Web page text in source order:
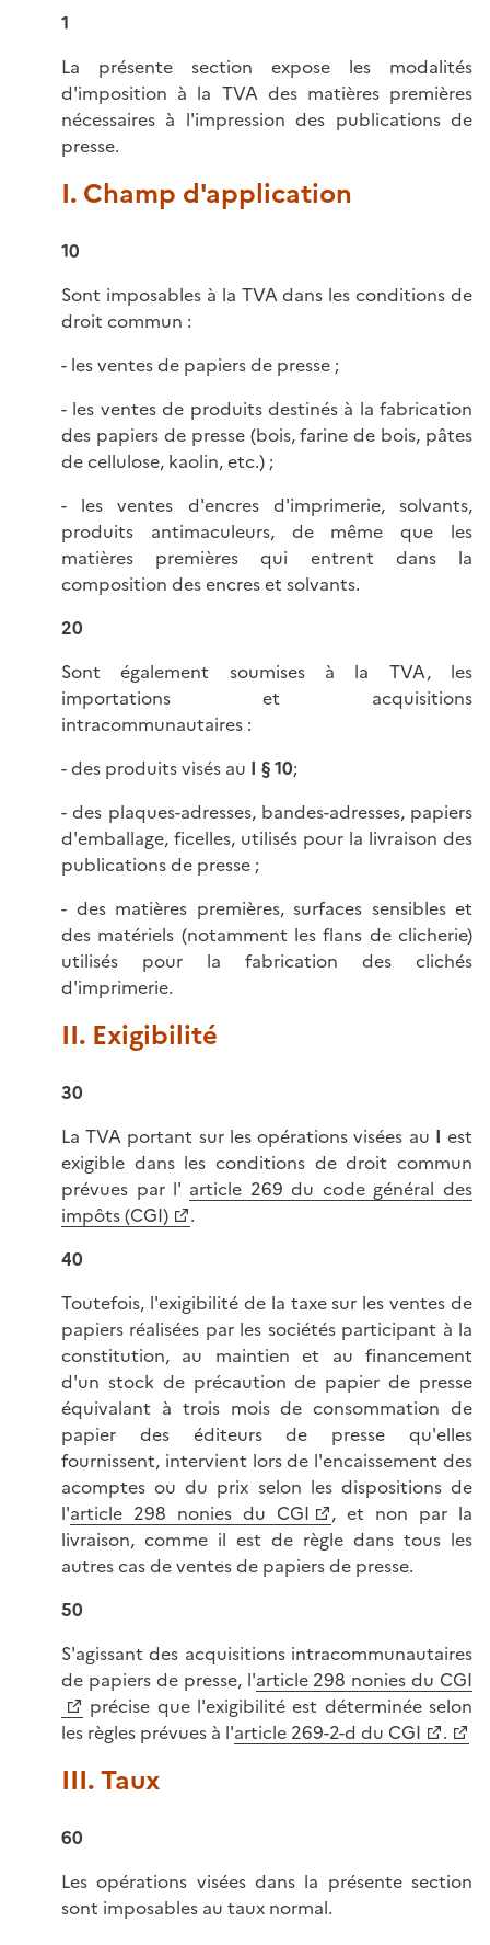
1
La présente section expose les modalités
d'imposition à la TVA des matières premières
nécessaires à l'impression des publications de
presse.
I. Champ d'application
10
Sont imposables à la TVA dans les conditions de
droit commun :
- les ventes de papiers de presse ;
- les ventes de produits destinés à la fabrication
des papiers de presse (bois, farine de bois, pâtes
de cellulose, kaolin, etc.) ;
- les ventes d'encres d'imprimerie, solvants,
produits antimaculeurs, de même que les
matières premières qui entrent dans la
composition des encres et solvants.
20
Sont également soumises à la TVA, les
importations et acquisitions
intracommunautaires :
- des produits visés au I § 10;
- des plaques-adresses, bandes-adresses, papiers
d'emballage, ficelles, utilisés pour la livraison des
publications de presse ;
- des matières premières, surfaces sensibles et
des matériels (notamment les flans de clicherie)
utilisés pour la fabrication des clichés
d'imprimerie.
II. Exigibilité
30
La TVA portant sur les opérations visées au I est
exigible dans les conditions de droit commun
prévues par l' article 269 du code général des
impôts (CGI)
.
40
Toutefois, l'exigibilité de la taxe sur les ventes de
papiers réalisées par les sociétés participant à la
constitution, au maintien et au financement
d'un stock de précaution de papier de presse
équivalant à trois mois de consommation de
papier des éditeurs de presse qu'elles
fournissent, intervient lors de l'encaissement des
acomptes ou du prix selon les dispositions de
l'article 298 nonies du CGI
, et non par la
livraison, comme il est de règle dans tous les
autres cas de ventes de papiers de presse.
50
S'agissant des acquisitions intracommunautaires
de papiers de presse, l'article 298 nonies du CGI
précise que l'exigibilité est déterminée selon
les règles prévues à l'article 269-2-d du CGI .
III. Taux
60
Les opérations visées dans la présente section
sont imposables au taux normal.